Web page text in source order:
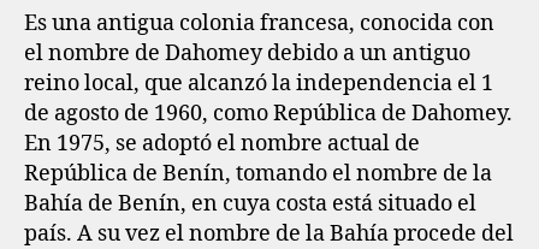
Es una antigua colonia francesa, conocida con
el nombre de Dahomey debido a un antiguo
reino local, que alcanzó la independencia el 1
de agosto de 1960, como República de Dahomey.
En 1975, se adoptó el nombre actual de
República de Benín, tomando el nombre de la
Bahía de Benín, en cuya costa está situado el
país. A su vez el nombre de la Bahía procede del